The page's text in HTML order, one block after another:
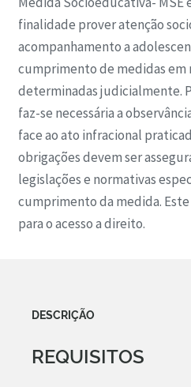
finalidade prover atenção
acompanhamento a
cumprimento de medidas em
determinadas judicialmente.
faz-se necessária a
face ao ato infracional
obrigações devem ser
legislações e normativas
cumprimento da medida.
para o acesso a direito.
DESCRIÇÃO
REQUISITOS